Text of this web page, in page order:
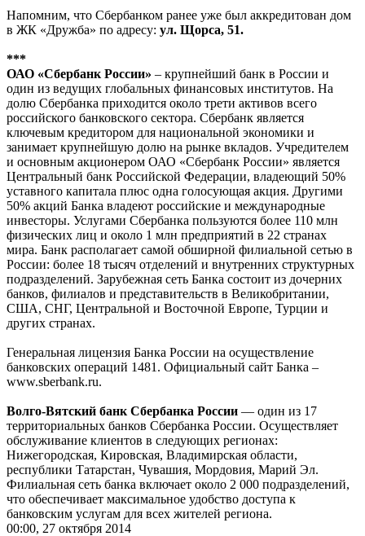
Напомним, что Сбербанком ранее уже был аккредитован дом
в ЖК «Дружба» по адресу: ул. Щорса, 51.
***
ОАО «Сбербанк России» – крупнейший банк в России и
один из ведущих глобальных финансовых институтов. На
долю Сбербанка приходится около трети активов всего
российского банковского сектора. Сбербанк является
ключевым кредитором для национальной экономики и
занимает крупнейшую долю на рынке вкладов. Учредителем
и основным акционером ОАО «Сбербанк России» является
Центральный банк Российской Федерации, владеющий 50%
уставного капитала плюс одна голосующая акция. Другими
50% акций Банка владеют российские и международные
инвесторы. Услугами Сбербанка пользуются более 110 млн
физических лиц и около 1 млн предприятий в 22 странах
мира. Банк располагает самой обширной филиальной сетью в
России: более 18 тысяч отделений и внутренних структурных
подразделений. Зарубежная сеть Банка состоит из дочерних
банков, филиалов и представительств в Великобритании,
США, СНГ, Центральной и Восточной Европе, Турции и
других странах.
Генеральная лицензия Банка России на осуществление
банковских операций 1481. Официальный сайт Банка –
www.sberbank.ru.
Волго-Вятский банк Сбербанка России — один из 17
территориальных банков Сбербанка России. Осуществляет
обслуживание клиентов в следующих регионах:
Нижегородская, Кировская, Владимирская области,
республики Татарстан, Чувашия, Мордовия, Марий Эл.
Филиальная сеть банка включает около 2 000 подразделений,
что обеспечивает максимальное удобство доступа к
банковским услугам для всех жителей региона.
00:00, 27 октября 2014